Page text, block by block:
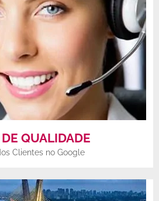
QUALIDADE
Clientes no Google